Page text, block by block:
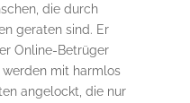
die durch
geraten sind. Er
Online-Betrüger
mit harmlos
angelockt, die nur